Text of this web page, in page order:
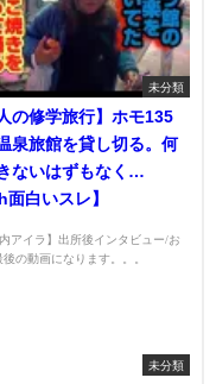
未分類
の修学旅行】ホモ135
泉旅館を貸し切る。何
ないはずもなく…
面白いスレ】
未分類